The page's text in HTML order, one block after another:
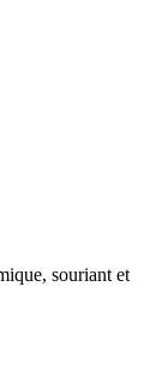
souriant et